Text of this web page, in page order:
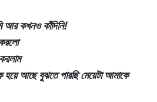
আর কখনও কাঁদিনি!
আছে বুঝতে পারছি মেয়েটা আমাকে